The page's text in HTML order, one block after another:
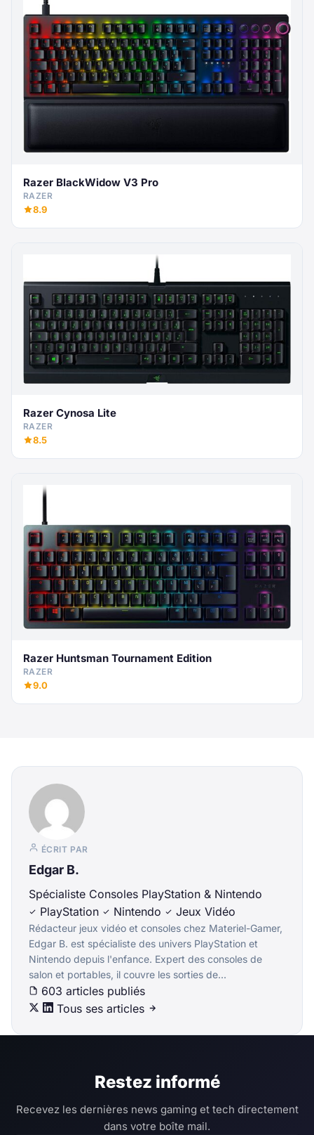
Razer BlackWidow V3 Pro
RAZER
8.9
Razer Cynosa Lite
RAZER
8.5
Razer Huntsman Tournament Edition
RAZER
9.0
ÉCRIT PAR
Edgar B.
Spécialiste Consoles PlayStation & Nintendo
PlayStation
Nintendo Jeux Vidéo
Rédacteur jeux vidéo et consoles chez Materiel-Gamer,
Edgar B. est spécialiste des univers PlayStation et
Nintendo depuis l'enfance. Expert des consoles de
salon et portables, il couvre les sorties de...
603 articles publiés
Tous ses articles
Restez informé
Recevez les dernières news gaming et tech directement
dans votre boîte mail.